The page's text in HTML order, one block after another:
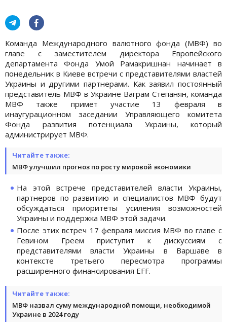
Команда Международного валютного фонда (МВФ) во
главе с заместителем директора Европейского
департамента Фонда Умой Рамакришнан начинает в
понедельник в Киеве встречи с представителями властей
Украины и другими партнерами. Как заявил постоянный
представитель МВФ в Украине Ваграм Степанян, команда
МВФ также примет участие 13 февраля в
инаугурационном заседании Управляющего комитета
Фонда развития потенциала Украины, который
администрирует МВФ.
Читайте также:
МВФ улучшил прогноз по росту мировой экономики
На этой встрече представителей власти Украины,
партнеров по развитию и специалистов МВФ будут
обсуждаться приоритеты усиления возможностей
Украины и поддержка МВФ этой задачи.
После этих встреч 17 февраля миссия МВФ во главе с
Гевином Греем приступит к дискуссиям с
представителями власти Украины в Варшаве в
контексте третьего пересмотра программы
расширенного финансирования EFF.
Читайте также:
МВФ назвал суму международной помощи, необходимой
Украине в 2024 году